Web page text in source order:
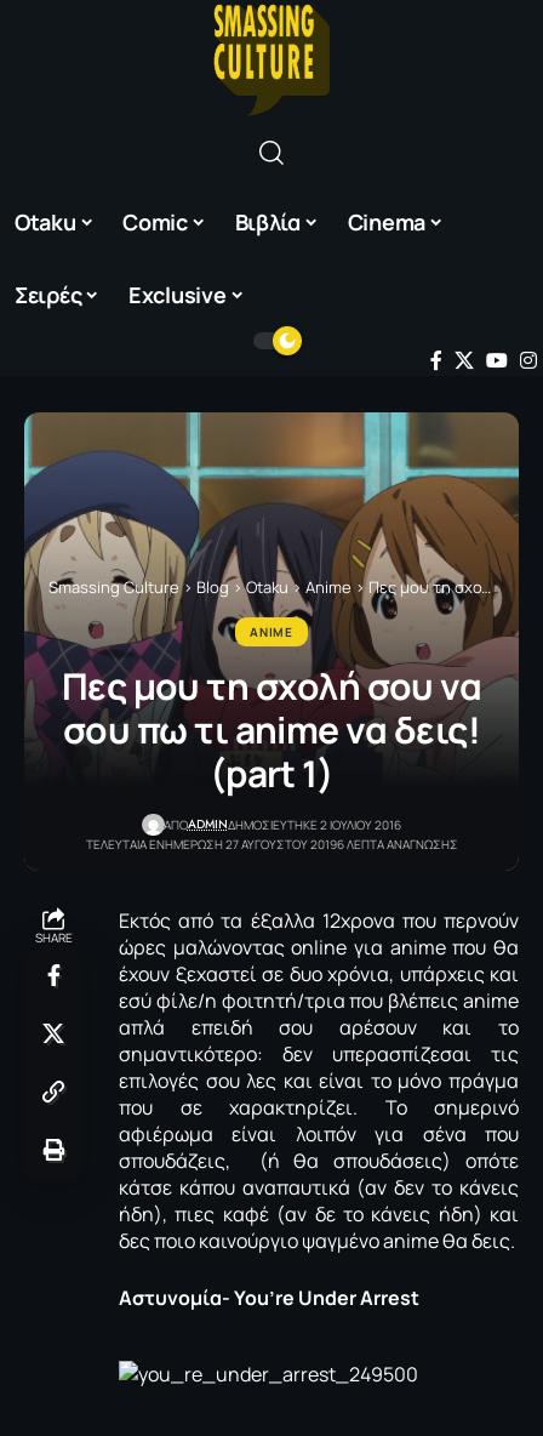
Otaku Comic Βιβλία Cinema
Σειρές Exclusive
Smassing Culture> Blog>Otaku > Anime>Πες μου τη σχολή σου να σου πω τι anime να δεις! (part 1)
ANIME
Πες μου τη σχολή σου να
σου πω τι anime να δεις!
(part 1)
ΑΠΟADMINΔΗΜΟΣΙΕΥΤΗΚΕ 2 ΙΟΥΛΙΟΥ 2016
ΤΕΛΕΥΤΑΙΑ ΕΝΗΜΕΡΩΣΗ 27 ΑΥΓΟΥΣΤΟΥ 20196 ΛΕΠΤΑ ΑΝΑΓΝΩΣΗΣ
SHARE
Εκτός από τα έξαλλα 12χρονα που περνούν
ώρες μαλώνοντας online για anime που θα
έχουν ξεχαστεί σε δυο χρόνια, υπάρχεις και
εσύ φίλε/η φοιτητή/τρια που βλέπεις anime
απλά επειδή σου αρέσουν και το
σημαντικότερο: δεν υπερασπίζεσαι τις
επιλογές σου λες και είναι το μόνο πράγμα
που σε χαρακτηρίζει. Το σημερινό
αφιέρωμα είναι λοιπόν για σένα που
σπουδάζεις, (ή θα σπουδάσεις) οπότε
κάτσε κάπου αναπαυτικά (αν δεν το κάνεις
ήδη), πιες καφέ (αν δε το κάνεις ήδη) και
δες ποιο καινούργιο ψαγμένο anime θα δεις.
Αστυνομία- You’re Under Arrest